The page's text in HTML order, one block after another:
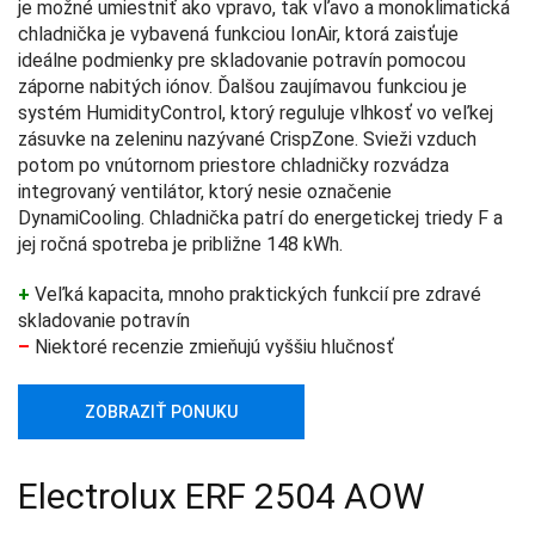
je možné umiestniť ako vpravo, tak vľavo a monoklimatická
chladnička je vybavená funkciou IonAir, ktorá zaisťuje
ideálne podmienky pre skladovanie potravín pomocou
záporne nabitých iónov. Ďalšou zaujímavou funkciou je
systém HumidityControl, ktorý reguluje vlhkosť vo veľkej
zásuvke na zeleninu nazývané CrispZone. Svieži vzduch
potom po vnútornom priestore chladničky rozvádza
integrovaný ventilátor, ktorý nesie označenie
DynamiCooling. Chladnička patrí do energetickej triedy F a
jej ročná spotreba je približne 148 kWh.
+ Veľká kapacita, mnoho praktických funkcií pre zdravé
skladovanie potravín
– Niektoré recenzie zmieňujú vyššiu hlučnosť
ZOBRAZIŤ PONUKU
Electrolux ERF 2504 AOW